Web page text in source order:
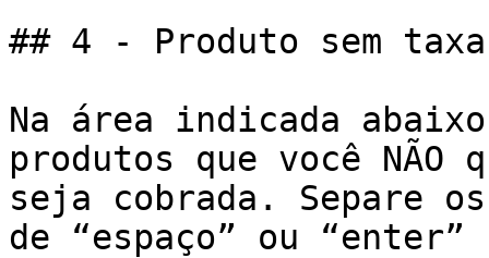
## 4 - Produto sem
Na área indicada
produtos que você
seja cobrada. Separe
de “espaço” ou